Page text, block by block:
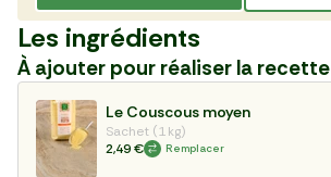
Les ingrédients
À ajouter pour réaliser la recette
Le Couscous moyen
Sachet (1 kg)
2,49 €
Remplacer